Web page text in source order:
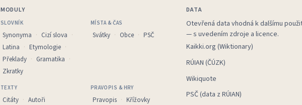
MODULY
SLOVNÍK
Synonyma
Cizí slova
Latina
Etymologie
Překlady
Gramatika
Zkratky
MÍSTA & ČAS
Svátky Obce PSČ
TEXTY
Citáty Autoři
PRAVOPIS & HRY
Pravopis Křížovky
DATA
Otevřená data vhodná k dalšímu
— s uvedením zdroje a licence.
Kaikki.org (Wiktionary)
RÚIAN (ČÚZK)
Wikiquote
PSČ (data z RÚIAN)